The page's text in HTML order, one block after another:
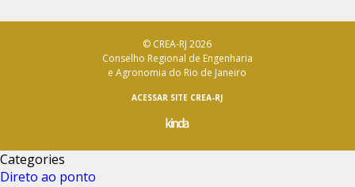
© CREA-RJ 2026
Conselho Regional de Engenharia
e Agronomia do Rio de Janeiro
ACESSAR SITE CREA-RJ
Categories
Direto ao ponto